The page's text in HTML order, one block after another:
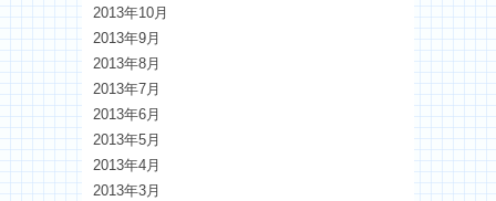
2013年10月
2013年9月
2013年8月
2013年7月
2013年6月
2013年5月
2013年4月
2013年3月